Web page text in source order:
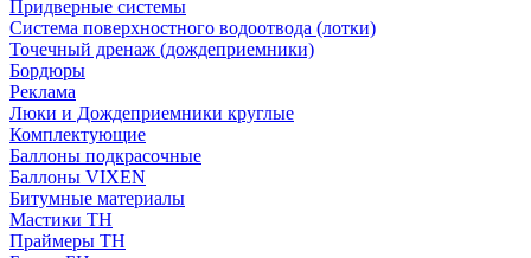
Придверные системы
Система поверхностного водоотвода (лотки)
Точечный дренаж (дождеприемники)
Бордюры
Рекламa
Люки и Дождеприемники круглые
Комплектующие
Баллоны подкрасочные
Баллоны VIXEN
Битумные материалы
Мастики ТН
Праймеры ТН